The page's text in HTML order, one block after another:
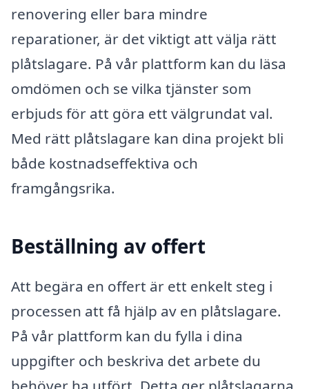
renovering eller bara mindre
reparationer, är det viktigt att välja rätt
plåtslagare. På vår plattform kan du läsa
omdömen och se vilka tjänster som
erbjuds för att göra ett välgrundat val.
Med rätt plåtslagare kan dina projekt bli
både kostnadseffektiva och
framgångsrika.
Beställning av offert
Att begära en offert är ett enkelt steg i
processen att få hjälp av en plåtslagare.
På vår plattform kan du fylla i dina
uppgifter och beskriva det arbete du